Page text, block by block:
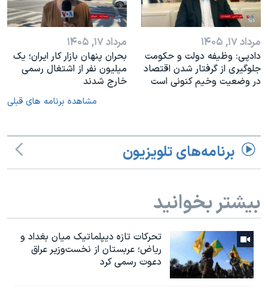
مرداد ۱۷, ۱۴۰۵
دادپی: وظیفه دولت و حکومت
جلوگیری از گرفتار شدن اقتصاد
در وضعیت وخیم کنونی است
مرداد ۱۷, ۱۴۰۵
بحران پنهان بازار کار ایران؛ یک
میلیون نفر از اشتغال رسمی
خارج شدند
مشاهده برنامه های قبلی
برنامه‌های تلویزیون
بیشتر بخوانید
تحرکات تازه دیپلماتیک میان بغداد و
ریاض؛ عربستان از نخست‌وزیر عراق
دعوت رسمی کرد